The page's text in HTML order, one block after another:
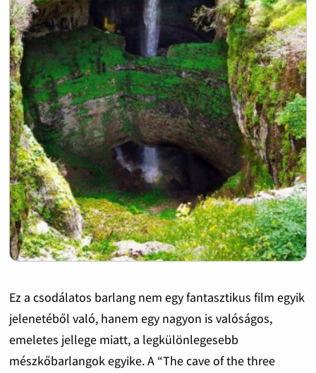
Ez a csodálatos barlang nem egy fantasztikus film egyik
jelenetéből való, hanem egy nagyon is valóságos,
emeletes jellege miatt, a legkülönlegesebb
mészkőbarlangok egyike. A “The cave of the three